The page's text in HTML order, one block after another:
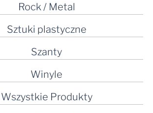
Rock / Metal
Sztuki plastyczne
Szanty
Winyle
Wszystkie Produkty